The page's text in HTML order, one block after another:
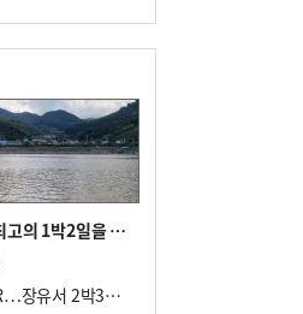
경남 협동조합이 뭉쳤다, 최고의 1박2일을 위해
천연 수영장, 둘레길 ASMR…장유서 2박3일 소확행